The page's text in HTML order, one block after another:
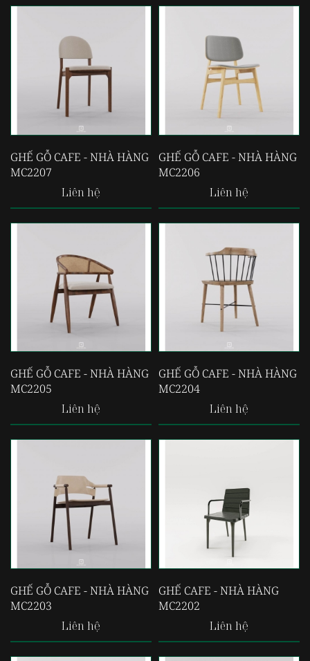
GHẾ GỖ CAFE - NHÀ HÀNG
MC2207
Liên hệ
GHẾ GỖ CAFE - NHÀ HÀNG
MC2206
Liên hệ
GHẾ GỖ CAFE - NHÀ HÀNG
MC2205
Liên hệ
GHẾ GỖ CAFE - NHÀ HÀNG
MC2204
Liên hệ
GHẾ GỖ CAFE - NHÀ HÀNG
MC2203
Liên hệ
GHẾ CAFE - NHÀ HÀNG
MC2202
Liên hệ